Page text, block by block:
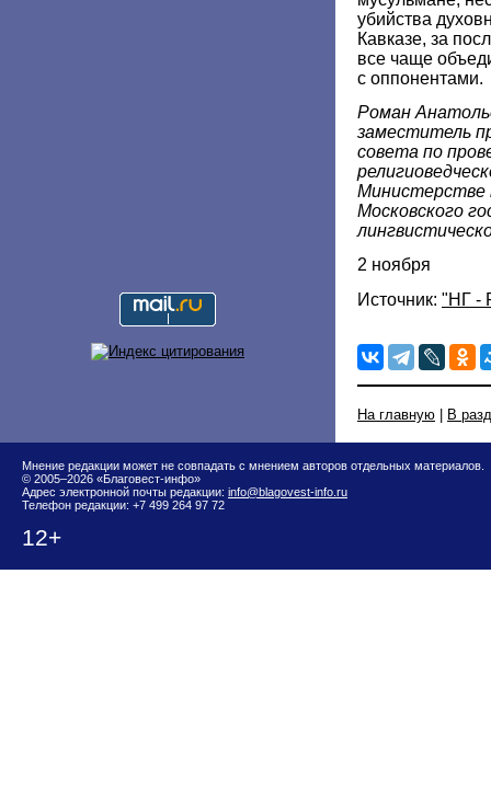
убийства
Кавказе, за
все чаще
с оппонентами.
Роман
заместитель
совета по
Московского
2 ноября
Источник: "НГ -
На главную В
Мнение редакции может не совпадать с мнением авторов отдельных материалов.
© 2005–2026 «Благовест-инфо»
Адрес электронной почты редакции: info@blagovest-info.ru
Телефон редакции: +7 499 264 97 72
12+